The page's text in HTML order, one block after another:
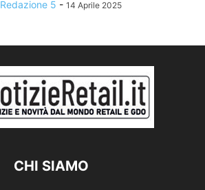
Redazione 5 - 14 Aprile 2025
CHI SIAMO